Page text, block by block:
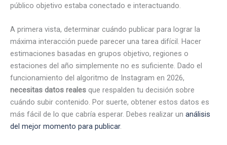
público objetivo estaba conectado e interactuando.
A primera vista, determinar cuándo publicar para lograr la
máxima interacción puede parecer una tarea difícil. Hacer
estimaciones basadas en grupos objetivo, regiones o
estaciones del año simplemente no es suficiente. Dado el
funcionamiento del algoritmo de Instagram en 2026,
necesitas datos reales que respalden tu decisión sobre
cuándo subir contenido. Por suerte, obtener estos datos es
más fácil de lo que cabría esperar. Debes realizar un análisis
del mejor momento para publicar.